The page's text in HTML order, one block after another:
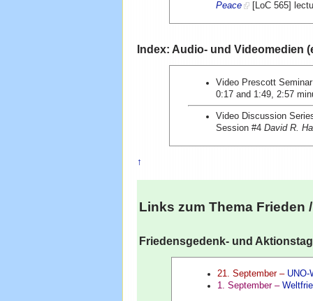
Peace
[LoC 565]
Index: Audio- und Videomedien
Video Prescott
0:17 and 1:49, 2:57
Video Discussion
Session #4 David R.
↑
Links zum Thema Frieden
Friedensgedenk- und
21. September – UNO-
1. September –